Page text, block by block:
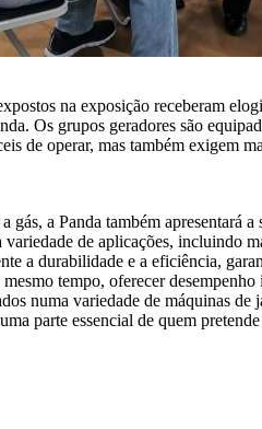
na exposição receberam
Os grupos geradores são
de operar, mas também exigem
gás, a Panda também apresentará
variedade de aplicações, incluindo
a durabilidade e a eficiência,
tempo, oferecer
numa variedade de máquinas de
parte essencial de quem